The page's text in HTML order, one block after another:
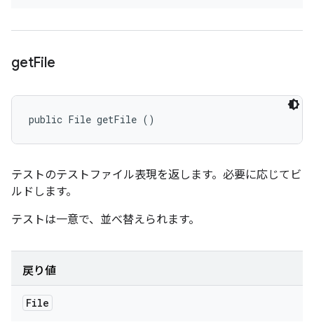
getFile
public File getFile ()
テストのテストファイル表現を返します。必要に応じてビ
ルドします。
テストは一意で、並べ替えられます。
戻り値
File